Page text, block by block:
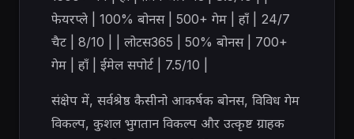
फेयरप्ले | 100% बोनस | 500+ गेम | हाँ | 24/7
चैट | 8/10 | | लोटस365 | 50% बोनस | 700+
गेम | हाँ | ईमेल सपोर्ट | 7.5/10 |
संक्षेप में, सर्वश्रेष्ठ कैसीनो आकर्षक बोनस, विविध गेम
विकल्प, कुशल भुगतान विकल्प और उत्कृष्ट ग्राहक